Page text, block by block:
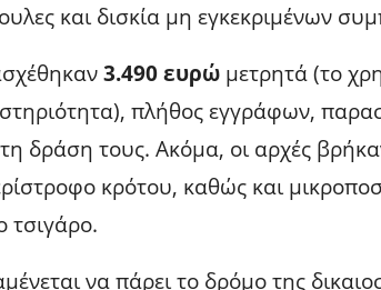
και δισκία μη εγκεκριμένων
3.490 ευρώ μετρητά (το
πλήθος εγγράφων,
δράση τους. Ακόμα, οι αρχές
κρότου, καθώς και
τσιγάρο.
να πάρει το δρόμο της